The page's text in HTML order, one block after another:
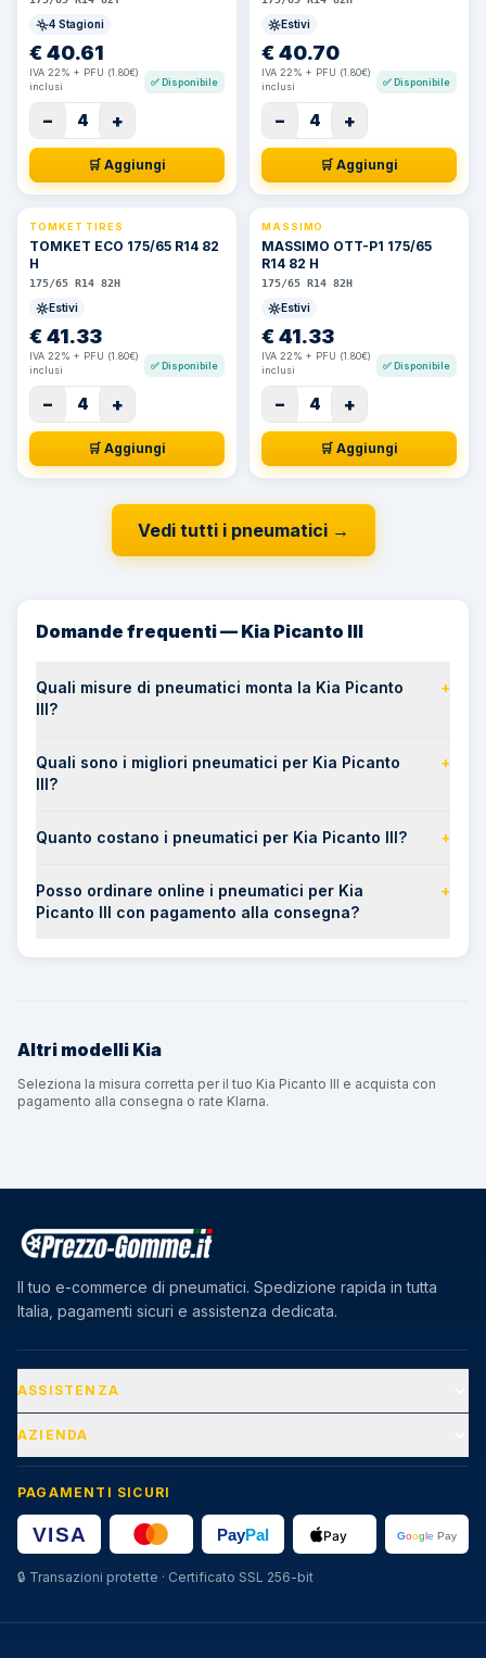
4 Stagioni
€40.61
IVA 22% + PFU (1.80€)
inclusi
✅Disponibile
− 4 +
🛒 Aggiungi
Estivi
€40.70
IVA 22% + PFU (1.80€)
inclusi
✅Disponibile
− 4 +
🛒 Aggiungi
TOMKET TIRES
TOMKET ECO 175/65 R14 82
H
175/65 R14 82H
Estivi
€41.33
IVA 22% + PFU (1.80€)
inclusi
✅Disponibile
− 4 +
🛒 Aggiungi
MASSIMO
MASSIMO OTT-P1 175/65
R14 82 H
175/65 R14 82H
Estivi
€41.33
IVA 22% + PFU (1.80€)
inclusi
✅Disponibile
− 4 +
🛒 Aggiungi
Vedi tutti i pneumatici→
Domande frequenti — Kia Picanto III
Quali misure di pneumatici monta la Kia Picanto
III?
+
Quali sono i migliori pneumatici per Kia Picanto
III?
+
Quanto costano i pneumatici per Kia Picanto III? +
Posso ordinare online i pneumatici per Kia
Picanto III con pagamento alla consegna?
+
Altri modelli Kia
Seleziona la misura corretta per il tuo Kia Picanto III e acquista con
pagamento alla consegna o rate Klarna.
Il tuo e-commerce di pneumatici. Spedizione rapida in tutta
Italia, pagamenti sicuri e assistenza dedicata.
ASSISTENZA
AZIENDA
PAGAMENTI SICURI
🔒 Transazioni protette · Certificato SSL 256-bit